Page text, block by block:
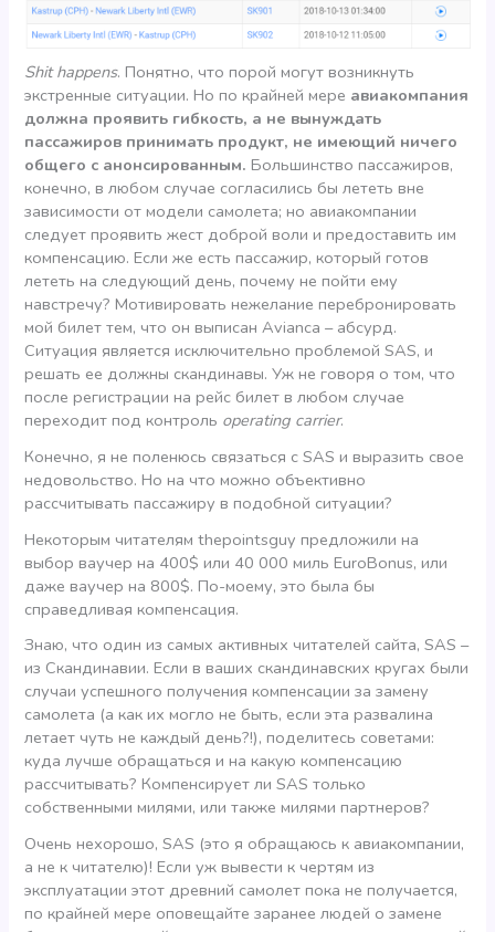
Shit happens. Понятно, что порой могут возникнуть
экстренные ситуации. Но по крайней мере авиакомпания
должна проявить гибкость, а не вынуждать
пассажиров принимать продукт, не имеющий ничего
общего с анонсированным. Большинство пассажиров,
конечно, в любом случае согласились бы лететь вне
зависимости от модели самолета; но авиакомпании
следует проявить жест доброй воли и предоставить им
компенсацию. Если же есть пассажир, который готов
лететь на следующий день, почему не пойти ему
навстречу? Мотивировать нежелание перебронировать
мой билет тем, что он выписан Avianca – абсурд.
Ситуация является исключительно проблемой SAS, и
решать ее должны скандинавы. Уж не говоря о том, что
после регистрации на рейс билет в любом случае
переходит под контроль operating carrier.
Конечно, я не поленюсь связаться с SAS и выразить свое
недовольство. Но на что можно объективно
рассчитывать пассажиру в подобной ситуации?
Некоторым читателям thepointsguy предложили на
выбор ваучер на 400$ или 40 000 миль EuroBonus, или
даже ваучер на 800$. По-моему, это была бы
справедливая компенсация.
Знаю, что один из самых активных читателей сайта, SAS –
из Скандинавии. Если в ваших скандинавских кругах были
случаи успешного получения компенсации за замену
самолета (а как их могло не быть, если эта развалина
летает чуть не каждый день?!), поделитесь советами:
куда лучше обращаться и на какую компенсацию
рассчитывать? Компенсирует ли SAS только
собственными милями, или также милями партнеров?
Очень нехорошо, SAS (это я обращаюсь к авиакомпании,
а не к читателю)! Если уж вывести к чертям из
эксплуатации этот древний самолет пока не получается,
по крайней мере оповещайте заранее людей о замене